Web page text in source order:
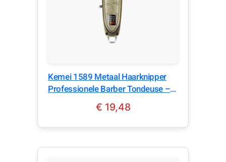
Kemei 1589 Metaal Haarknipper
Professionele Barber Tondeuse –
Oplaadbaar – Grey
€ 19,48